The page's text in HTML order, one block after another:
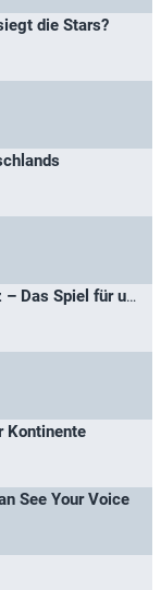
die Stars?
Das große Deutschland-Quiz – Das Spiel für unser Land
Kontinente
See Your Voice